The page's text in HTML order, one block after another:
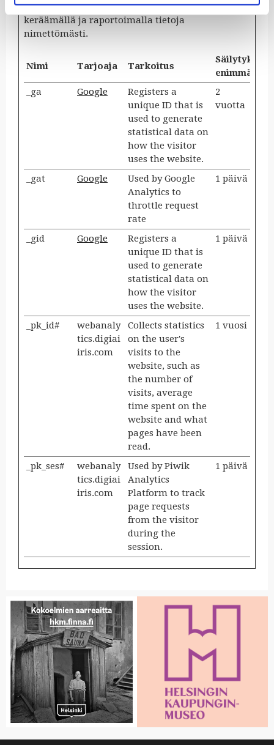
vuorovaikutuksessa sivustojen kanssa,
keräämällä ja raportoimalla tietoja
nimettömästi.
Nimi Tarjoaja Tarkoitus
Säilytyksen
_ga
Google
Registers a
unique ID that is
used to generate
statistical data on
how the visitor
uses the website.
2
vuotta
_gat Google
Used by Google
Analytics to
throttle request
rate
1 päivä
_gid Google
Registers a
unique ID that is
used to generate
statistical data on
how the visitor
uses the website.
1 päivä
_pk_id#
webanaly
tics.digiai
iris.com
Collects statistics
on the user's
visits to the
website, such as
the number of
visits, average
time spent on the
website and what
pages have been
read.
1 vuosi
_pk_ses#
webanaly
tics.digiai
iris.com
Used by Piwik
Analytics
Platform to track
page requests
from the visitor
during the
session.
1 päivä